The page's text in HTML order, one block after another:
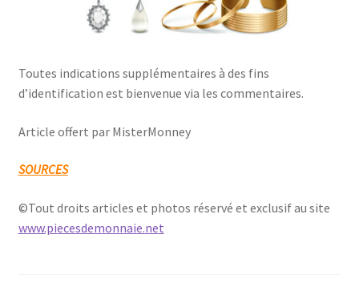
Toutes indications supplémentaires à des fins
d’identification est bienvenue via les commentaires.
Article offert par MisterMonney
SOURCES
©Tout droits articles et photos réservé et exclusif au site
www.piecesdemonnaie.net